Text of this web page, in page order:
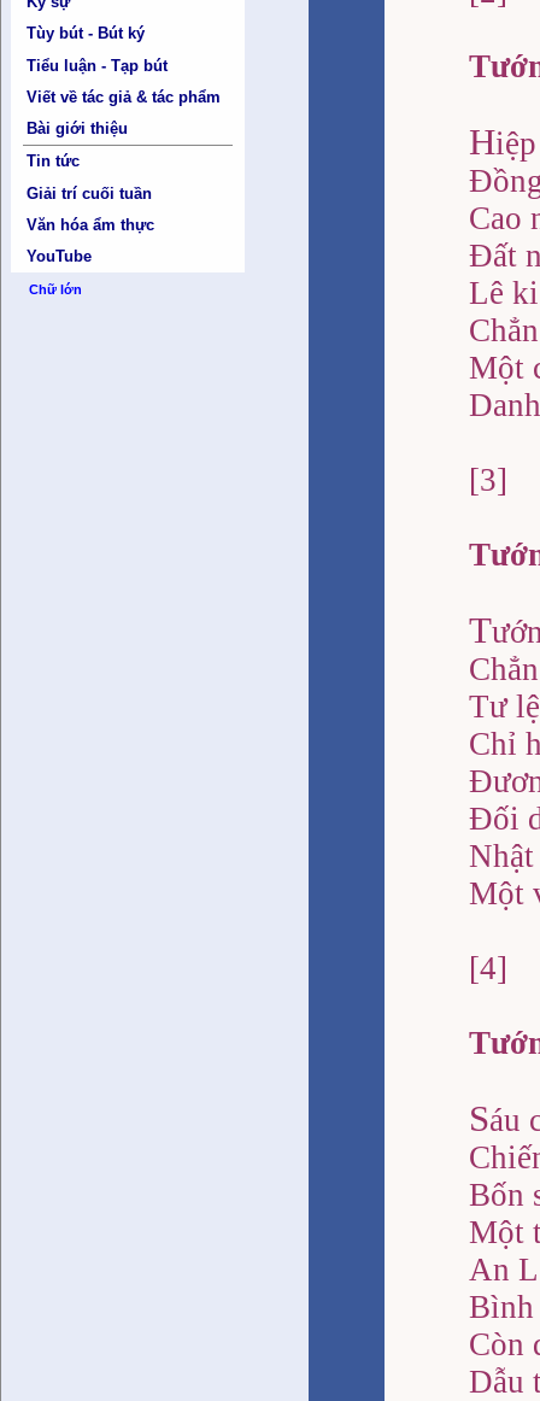
Tùy bút - Bút ký
Tiểu luận - Tạp bút
Viết về tác giả & tác phẩm
Bài giới thiệu
Tin tức
Giải trí cuối tuần
Văn hóa ẩm thực
YouTube
Chữ lớn
H
Cao
Đất
Lê
Một
[3]
T
Tư
Chỉ
Đối
Một
[4]
Sáu
Bốn
Một
An
Bình
Còn
Dẫu